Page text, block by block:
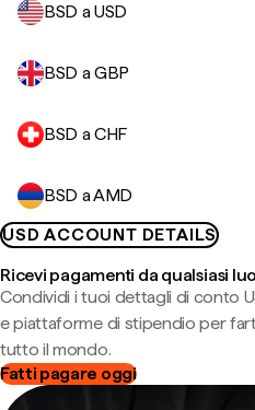
BSD a USD
BSD a GBP
BSD a CHF
BSD a AMD
USD ACCOUNT DETAILS
Ricevi pagamenti da qualsiasi
Condividi i tuoi dettagli di conto
e piattaforme di stipendio per
tutto il mondo.
Fatti pagare oggi